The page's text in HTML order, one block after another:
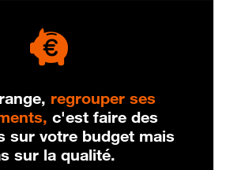
regrouper ses
c'est faire des
sur votre budget mais
sur la qualité.